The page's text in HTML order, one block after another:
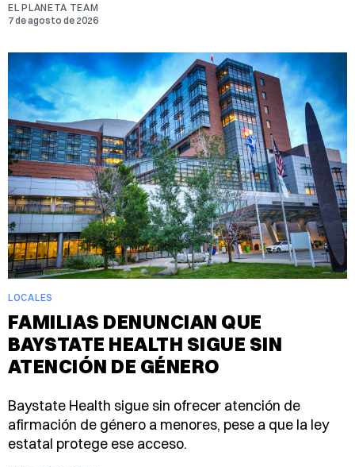
EL PLANETA TEAM
7 de agosto de 2026
LOCALES
FAMILIAS DENUNCIAN QUE
BAYSTATE HEALTH SIGUE SIN
ATENCIÓN DE GÉNERO
Baystate Health sigue sin ofrecer atención de
afirmación de género a menores, pese a que la ley
estatal protege ese acceso.